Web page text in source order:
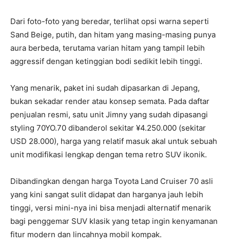
Dari foto-foto yang beredar, terlihat opsi warna seperti
Sand Beige, putih, dan hitam yang masing-masing punya
aura berbeda, terutama varian hitam yang tampil lebih
aggressif dengan ketinggian bodi sedikit lebih tinggi.
Yang menarik, paket ini sudah dipasarkan di Jepang,
bukan sekadar render atau konsep semata. Pada daftar
penjualan resmi, satu unit Jimny yang sudah dipasangi
styling 70YO.70 dibanderol sekitar ¥4.250.000 (sekitar
USD 28.000), harga yang relatif masuk akal untuk sebuah
unit modifikasi lengkap dengan tema retro SUV ikonik.
Dibandingkan dengan harga Toyota Land Cruiser 70 asli
yang kini sangat sulit didapat dan harganya jauh lebih
tinggi, versi mini-nya ini bisa menjadi alternatif menarik
bagi penggemar SUV klasik yang tetap ingin kenyamanan
fitur modern dan lincahnya mobil kompak.